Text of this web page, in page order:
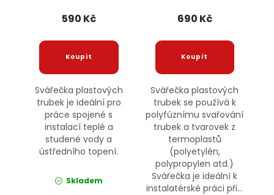
590 Kč
Svářečka plastových
trubek je ideální pro
práce spojené s
instalací teplé a
studené vody a
ústředního topení.
Skladem
690 Kč
Svářečka plastových
trubek se používá k
polyfúznímu svařování
trubek a tvarovek z
termoplastů
(polyetylén,
polypropylen atd.)
Svářečka je ideální k
instalatérské práci při...